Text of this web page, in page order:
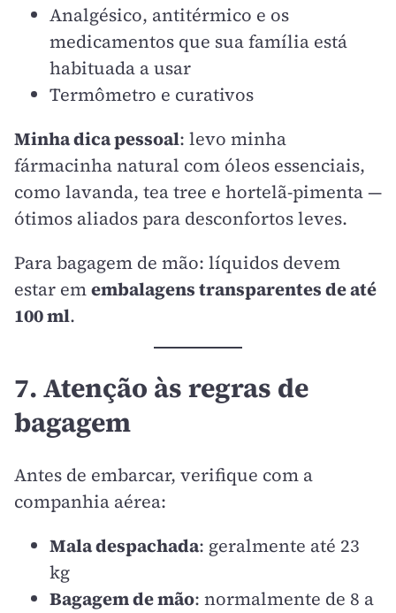
Analgésico, antitérmico e os
medicamentos que sua família está
habituada a usar
Termômetro e curativos
Minha dica pessoal: levo minha
fármacinha natural com óleos essenciais,
como lavanda, tea tree e hortelã-pimenta —
ótimos aliados para desconfortos leves.
Para bagagem de mão: líquidos devem
estar emembalagens transparentes de até
100 ml.
7. Atenção às regras de
bagagem
Antes de embarcar, verifique com a
companhia aérea:
Mala despachada: geralmente até 23
kg
Bagagem de mão: normalmente de 8 a